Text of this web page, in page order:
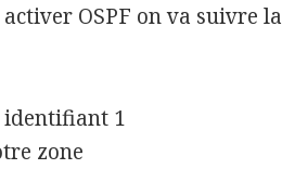
OSPF on va suivre la
identifiant 1
zone